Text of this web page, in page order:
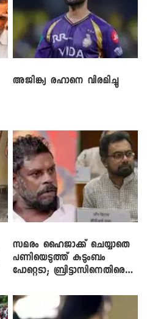
അജിങ്ക്യ രഹാനെ വിരമിച്ചു
സമരം ഹൈജാക്ക് ചെയ്യാതെ
പണിയെടുത്ത് കുടുംബം
പോറ്റെടാ; ബ്രിട്ടാസിനെതിരെ